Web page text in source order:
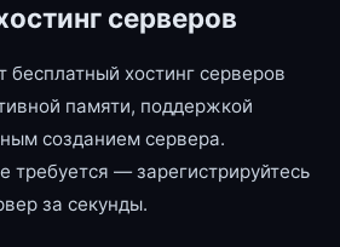
серверов
бесплатный хостинг серверов
памяти, поддержкой
созданием сервера.
требуется — зарегистрируйтесь
за секунды.